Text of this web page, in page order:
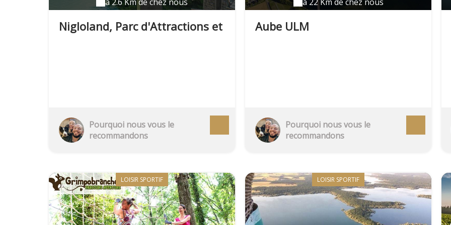
Nigloland, Parc d'Attractions et
Hôtel****
Pourquoi nous vous le
recommandons
Aube ULM
Pourquoi nous vous le
recommandons
LOISIR SPORTIF LOISIR SPORTIF